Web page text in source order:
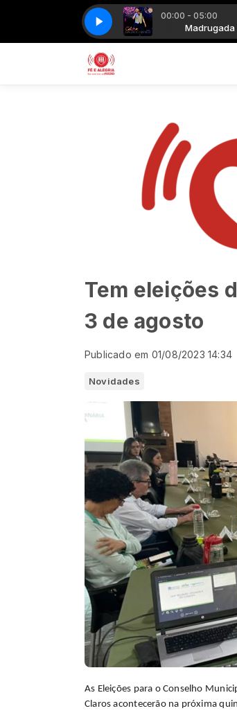
00:00 - 05:00
Madrugada Fé e Alegria Madrugada Fé
MAURICIO MANIERI - BEM QUERER MAURICIO
Tem eleições
3 de agosto
Publicado em 01/08/2023 14:34
Novidades
As Eleições para o Conselho
Claros acontecerão na próxima